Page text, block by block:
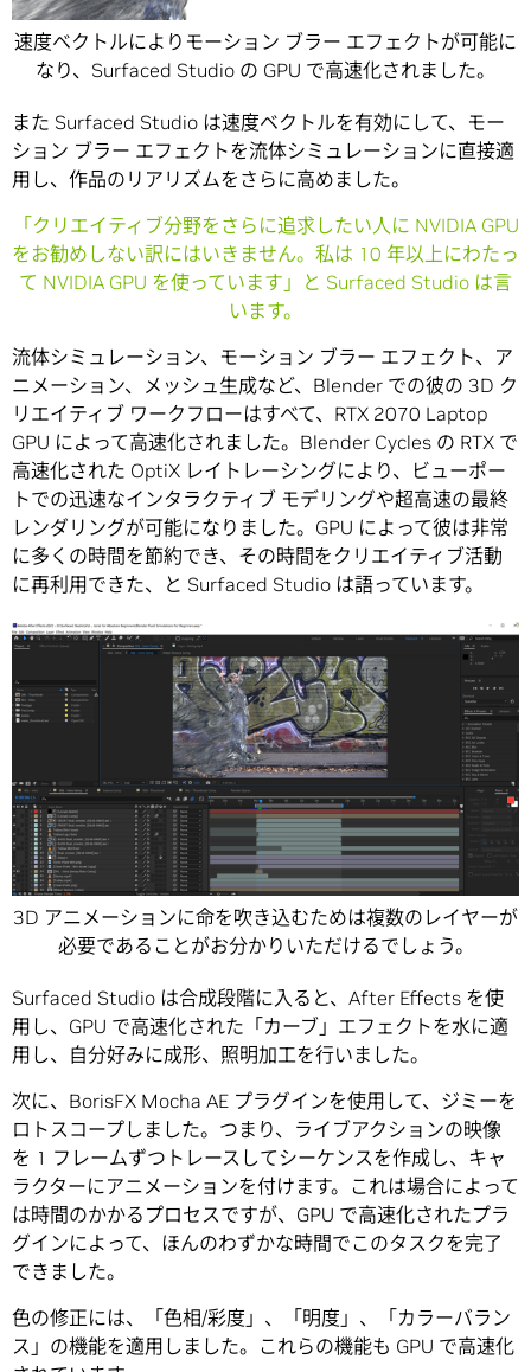
速度ベクトルによりモーション ブラー エフェクトが可能に
なり、Surfaced Studio の GPU で高速化されました。
また Surfaced Studio は速度ベクトルを有効にして、モー
ション ブラー エフェクトを流体シミュレーションに直接適
用し、作品のリアリズムをさらに高めました。
「クリエイティブ分野をさらに追求したい人に NVIDIA GPU
をお勧めしない訳にはいきません。私は 10 年以上にわたっ
て NVIDIA GPU を使っています」と Surfaced Studio は言
います。
流体シミュレーション、モーション ブラー エフェクト、ア
ニメーション、メッシュ生成など、Blender での彼の 3D ク
リエイティブ ワークフローはすべて、RTX 2070 Laptop
GPU によって高速化されました。Blender Cycles の RTX で
高速化された OptiX レイトレーシングにより、ビューポー
トでの迅速なインタラクティブ モデリングや超高速の最終
レンダリングが可能になりました。GPU によって彼は非常
に多くの時間を節約でき、その時間をクリエイティブ活動
に再利用できた、と Surfaced Studio は語っています。
3D アニメーションに命を吹き込むためは複数のレイヤーが
必要であることがお分かりいただけるでしょう。
Surfaced Studio は合成段階に入ると、After Effects を使
用し、GPU で高速化された「カーブ」エフェクトを水に適
用し、自分好みに成形、照明加工を行いました。
次に、BorisFX Mocha AE プラグインを使用して、ジミーを
ロトスコープしました。つまり、ライブアクションの映像
を 1 フレームずつトレースしてシーケンスを作成し、キャ
ラクターにアニメーションを付けます。これは場合によって
は時間のかかるプロセスですが、GPU で高速化されたプラ
グインによって、ほんのわずかな時間でこのタスクを完了
できました。
色の修正には、「色相/彩度」、「明度」、「カラーバラン
ス」の機能を適用しました。これらの機能も GPU で高速化